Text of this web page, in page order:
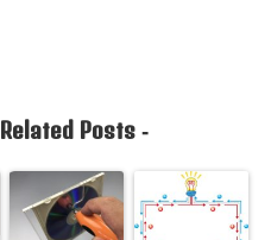
Related Posts-